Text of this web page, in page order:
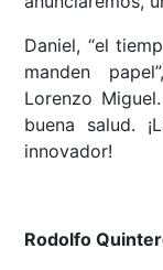
Daniel, “el
manden
Lorenzo
buena salud.
innovador!
Rodolfo